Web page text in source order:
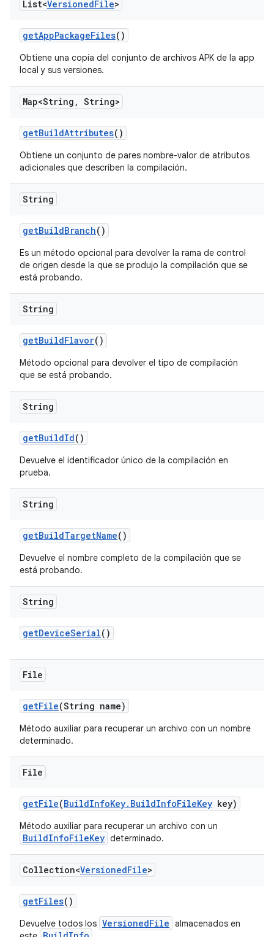
List<VersionedFile>
getAppPackageFiles()
Obtiene una copia del conjunto de archivos APK de la app
local y sus versiones.
Map<String , String>
getBuildAttributes()
Obtiene un conjunto de pares nombre-valor de atributos
adicionales que describen la compilación.
String
getBuildBranch()
Es un método opcional para devolver la rama de control
de origen desde la que se produjo la compilación que se
está probando.
String
getBuildFlavor()
Método opcional para devolver el tipo de compilación
que se está probando.
String
getBuildId()
Devuelve el identificador único de la compilación en
prueba.
String
getBuildTargetName()
Devuelve el nombre completo de la compilación que se
está probando.
String
getDeviceSerial()
File
getFile(String name)
Método auxiliar para recuperar un archivo con un nombre
determinado.
File
getFile(BuildInfoKey. BuildInfoFileKey key)
Método auxiliar para recuperar un archivo con un
BuildInfoFileKey determinado.
Collection<VersionedFile>
getFiles()
Devuelve todos los VersionedFile almacenados en